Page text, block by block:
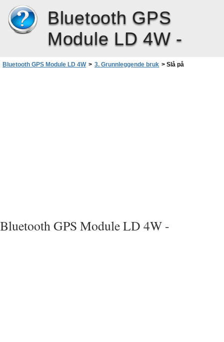
Bluetooth GPS
Module LD 4W -
Bluetooth GPS Module LD 4W > 3. Grunnleggende bruk > Slå på
Bluetooth GPS Module LD 4W -